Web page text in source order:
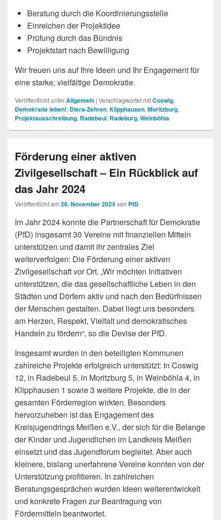
Beratung durch die Koordinierungsstelle
Einreichen der Projektidee
Prüfung durch das Bündnis
Projektstart nach Bewilligung
Wir freuen uns auf Ihre Ideen und Ihr Engagement für
eine starke, vielfältige Demokratie.
Veröffentlicht unterAllgemein | Verschlagwortet mitCoswig,
Demokratie leben!, Diera-Zehren, Klipphausen, Moritzburg,
Projektausschreibung, Radebeul, Radeburg, Weinböhla
Förderung einer aktiven
Zivilgesellschaft – Ein Rückblick auf
das Jahr 2024
Veröffentlicht am 26. November 2024von PfD
Im Jahr 2024 konnte die Partnerschaft für Demokratie
(PfD) insgesamt 30 Vereine mit finanziellen Mitteln
unterstützen und damit ihr zentrales Ziel
weiterverfolgen: Die Förderung einer aktiven
Zivilgesellschaft vor Ort. „Wir möchten Initiativen
unterstützen, die das gesellschaftliche Leben in den
Städten und Dörfern aktiv und nach den Bedürfnissen
der Menschen gestalten. Dabei liegt uns besonders
am Herzen, Respekt, Vielfalt und demokratisches
Handeln zu fördern“, so die Devise der PfD.
Insgesamt wurden in den beteiligten Kommunen
zahlreiche Projekte erfolgreich unterstützt: In Coswig
12, in Radebeul 5, in Moritzburg 5, in Weinböhla 4, in
Klipphausen 1 sowie 3 weitere Projekte, die in der
gesamten Förderregion wirkten. Besonders
hervorzuheben ist das Engagement des
Kreisjugendrings Meißen e.V., der sich für die Belange
der Kinder und Jugendlichen im Landkreis Meißen
einsetzt und das Jugendforum begleitet. Aber auch
kleinere, bislang unerfahrene Vereine konnten von der
Unterstützung profitieren. In zahlreichen
Beratungsgesprächen wurden Ideen weiterentwickelt
und konkrete Fragen zur Beantragung von
Fördermitteln beantwortet.